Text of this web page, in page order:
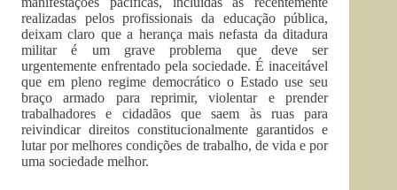
realizadas pelos profissionais da educação pública,
deixam claro que a herança mais nefasta da ditadura
militar é um grave problema que deve ser
urgentemente enfrentado pela sociedade. É inaceitável
que em pleno regime democrático o Estado use seu
braço armado para reprimir, violentar e prender
trabalhadores e cidadãos que saem às ruas para
reivindicar direitos constitucionalmente garantidos e
lutar por melhores condições de trabalho, de vida e por
uma sociedade melhor.